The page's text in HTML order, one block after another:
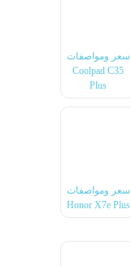
سعر ومواصفات
Coolpad C35
Plus
سعر ومواصفات
Honor X7e Plus